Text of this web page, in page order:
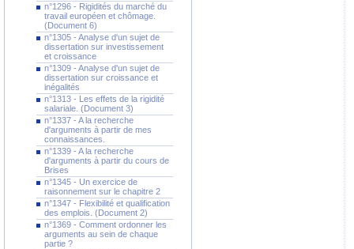
n°1296 - Rigidités du marché du
travail européen et chômage.
(Document 6)
n°1305 - Analyse d'un sujet de
dissertation sur investissement
et croissance
n°1309 - Analyse d'un sujet de
dissertation sur croissance et
inégalités
n°1313 - Les effets de la rigidité
salariale. (Document 3)
n°1337 - A la recherche
d'arguments à partir de mes
connaissances.
n°1339 - A la recherche
d'arguments à partir du cours de
Brises
n°1345 - Un exercice de
raisonnement sur le chapitre 2
n°1347 - Flexibilité et qualification
des emplois. (Document 2)
n°1369 - Comment ordonner les
arguments au sein de chaque
partie ?